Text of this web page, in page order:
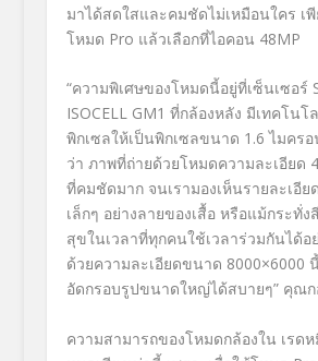
มาได้สดใสและคมชัดไม่เหมือนใคร เ
โหมด Pro แล้วเลือกที่ไอคอน 48MP
“ความพิเศษของโหมดนี้อยู่ที่เซ็นเซอร์
ISOCELL GM1 ที่กล้องหลัง มีเทคโน
พิกเซลให้เป็นพิกเซลขนาด 1.6 ไมคร
ว่า ภาพที่ถ่ายด้วยโหมดความละเอียด
ที่คมชัดมาก จนเรามองเห็นรายละเอีย
เล็กๆ อย่างลายของเสื้อ หรือแม้กระทั่
สุขในเวลาที่ทุกคนใช้เวลาร่วมกันได้อ
ด้วยความละเอียดขนาด 8000×6000
อัดกรอบรูปขนาดใหญ่ได้สบายๆ” คุณ
ความสามารถของโหมดกล้องใน เรด